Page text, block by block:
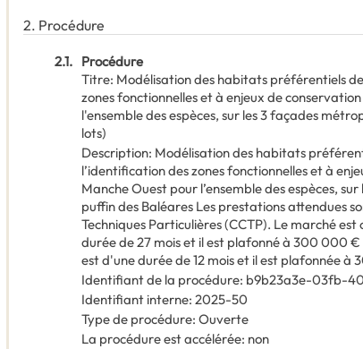
2. Procédure
2.1. Procédure
Titre: Modélisation des habitats préférentiels
zones fonctionnelles et à enjeux de
l'ensemble des espèces, sur les 3 façades
lots)
Description: Modélisation des habitats
l’identification des zones fonctionnelles et à
Manche Ouest pour l’ensemble des espèces,
puffin des Baléares Les prestations attendues
Techniques Particulières (CCTP). Le marché
durée de 27 mois et il est plafonné à 300 000
est d'une durée de 12 mois et il est plafonnée
Identifiant de la procédure: b9b23a3e-03fb-
Identifiant interne: 2025-50
Type de procédure: Ouverte
La procédure est accélérée: non